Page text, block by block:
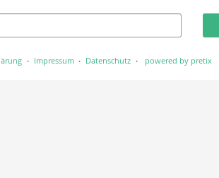
Impressum Datenschutz powered by pretix